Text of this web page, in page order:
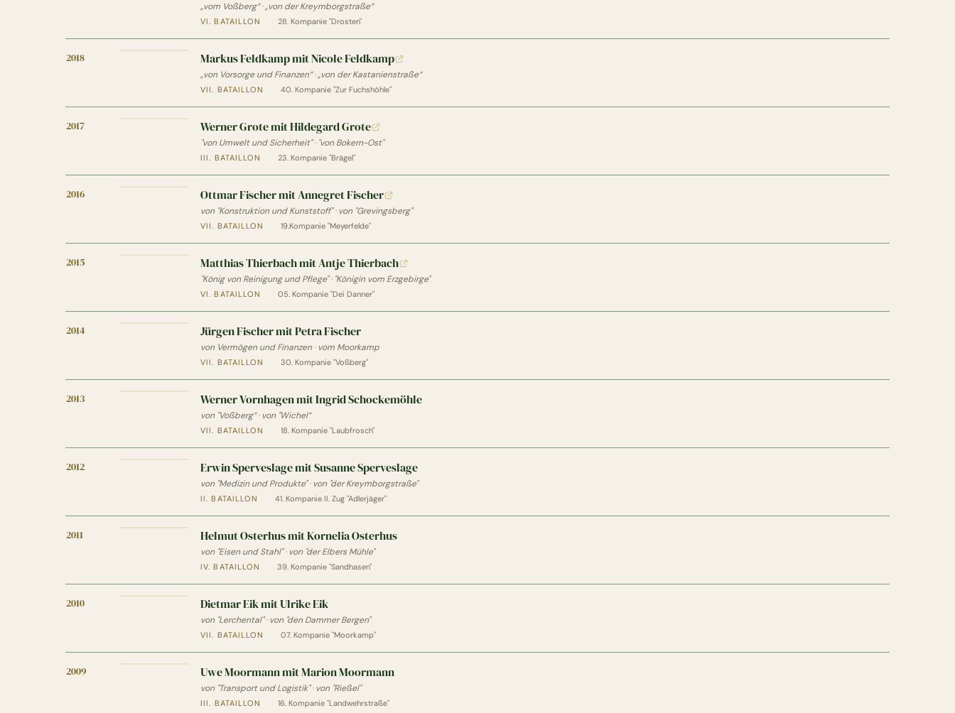
„vom Voßberg“ ·„von der Kreymborgstraße“
VI. BATAILLON · 28. Kompanie "Drosten"
2018 Markus Feldkamp mit Nicole Feldkamp
„von Vorsorge und Finanzen“ ·„von der Kastanienstraße“
VII. BATAILLON · 40. Kompanie "Zur Fuchshöhle"
2017 Werner Grote mit Hildegard Grote
"von Umwelt und Sicherheit" · "von Bokern-Ost"
III. BATAILLON · 23. Kompanie "Brägel"
2016 Ottmar Fischer mit Annegret Fischer
von "Konstruktion und Kunststoff" · von "Grevingsberg"
VII. BATAILLON · 19.Kompanie "Meyerfelde"
2015 Matthias Thierbach mit Antje Thierbach
"König von Reinigung und Pflege" · "Königin vom Erzgebirge"
VI. BATAILLON · 05. Kompanie "Dei Danner"
2014 Jürgen Fischer mit Petra Fischer
von Vermögen und Finanzen · vom Moorkamp
VII. BATAILLON · 30. Kompanie "Voßberg"
2013 Werner Vornhagen mit Ingrid Schockemöhle
von "Voßberg“ · von "Wichel“
VII. BATAILLON · 18. Kompanie "Laubfrosch"
2012 Erwin Sperveslage mit Susanne Sperveslage
von "Medizin und Produkte" · von "der Kreymborgstraße"
II. BATAILLON · 41. Kompanie II. Zug "Adlerjäger"
2011 Helmut Osterhus mit Kornelia Osterhus
von "Eisen und Stahl" · von "der Elbers Mühle"
IV. BATAILLON · 39. Kompanie "Sandhasen"
2010 Dietmar Eik mit Ulrike Eik
von "Lerchental" · von "den Dammer Bergen"
VII. BATAILLON · 07. Kompanie "Moorkamp"
2009 Uwe Moormann mit Marion Moormann
von "Transport und Logistik" · von "Rießel"
III. BATAILLON · 16. Kompanie "Landwehrstraße"